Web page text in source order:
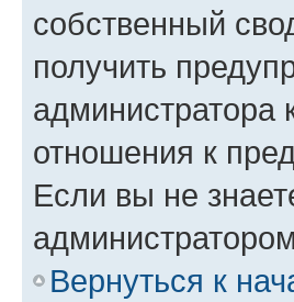
собственный
получить
администратора
отношения к
Если вы не
Вернуться к